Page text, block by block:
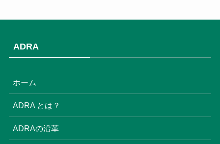
(1)
(3)
(6)
ADRA
ホーム
ADRA とは？
ADRAの沿革